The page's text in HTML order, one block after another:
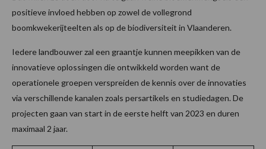
positieve invloed hebben op zowel de vollegrond
boomkwekerijteelten als op de biodiversiteit in Vlaanderen.
Iedere landbouwer zal een graantje kunnen meepikken van de
innovatieve oplossingen die ontwikkeld worden want de
operationele groepen verspreiden de kennis over de innovaties
via verschillende kanalen zoals persartikels en studiedagen. De
projecten gaan van start in de eerste helft van 2023 en duren
maximaal 2 jaar.